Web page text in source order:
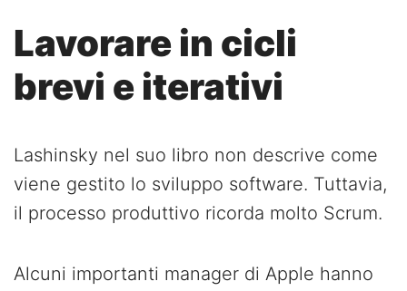
Lavorare in cicli
brevi e iterativi
Lashinsky nel suo libro non descrive come
viene gestito lo sviluppo software. Tuttavia,
il processo produttivo ricorda molto Scrum.
Alcuni importanti manager di Apple hanno